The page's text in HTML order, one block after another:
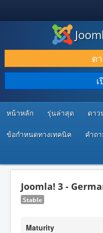
ดาวน์โหลด & ส่วนเสริม
ค้นคว้า & เรียนรู้
ชุมชน & สนับสนุน
ทรัพยากรสำหรับนักพัฒนา
ด
หน้าหลัก รุ่นล่าสุด ดา
ข้อกำหนดทางเทคนิค คำถ
Joomla! 3 -
Stable
Maturity